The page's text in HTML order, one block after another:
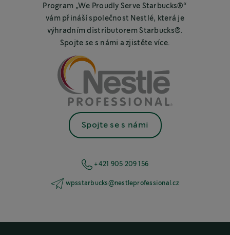
Program „We Proudly Serve Starbucks®“
vám přináší společnost Nestlé, která je
výhradním distributorem Starbucks®.
Spojte se s námi a zjistěte více.
Spojte se s námi
+421 905 209 156
wpsstarbucks@nestleprofessional.cz